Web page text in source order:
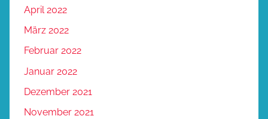
April 2022
März 2022
Februar 2022
Januar 2022
Dezember 2021
November 2021